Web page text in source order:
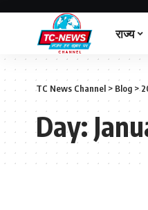
राज्य
TC News Channel> Blog >
Day: